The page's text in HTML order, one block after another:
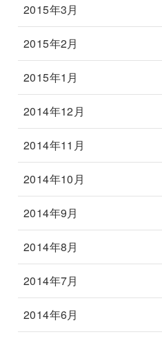
2015年3月
2015年2月
2015年1月
2014年12月
2014年11月
2014年10月
2014年9月
2014年8月
2014年7月
2014年6月